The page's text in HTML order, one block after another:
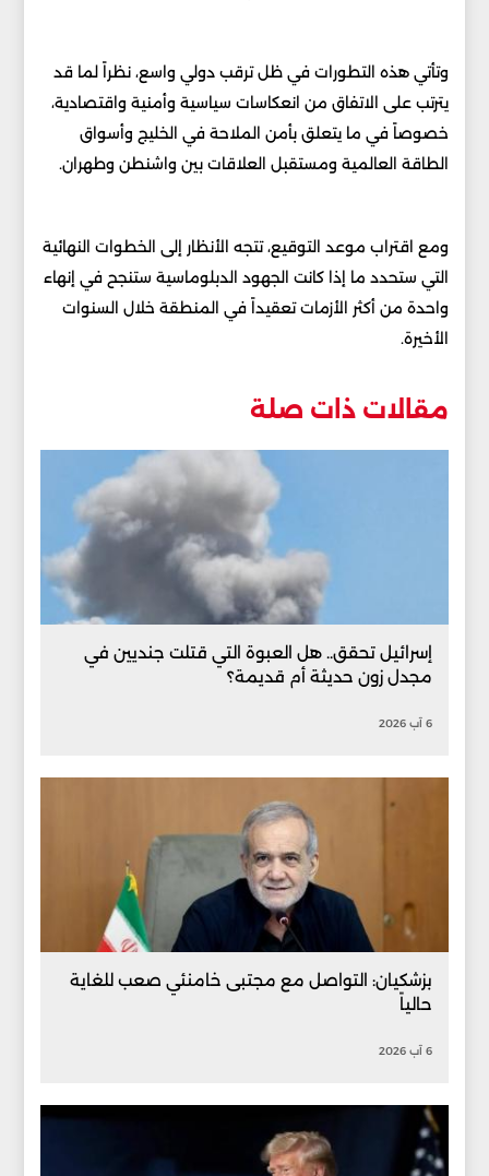
وتأتي هذه التطورات في ظل ترقب دولي واسع، نظراً لما قد
يترتب على الاتفاق من انعكاسات سياسية وأمنية واقتصادية،
خصوصاً في ما يتعلق بأمن الملاحة في الخليج وأسواق
الطاقة العالمية ومستقبل العلاقات بين واشنطن وطهران.
ومع اقتراب موعد التوقيع، تتجه الأنظار إلى الخطوات النهائية
التي ستحدد ما إذا كانت الجهود الدبلوماسية ستنجح في إنهاء
واحدة من أكثر الأزمات تعقيداً في المنطقة خلال السنوات
الأخيرة.
مقالات ذات صلة
إسرائيل تحقق.. هل العبوة التي قتلت جنديين في
مجدل زون حديثة أم قديمة؟
6 آب 2026
بزشكيان: التواصل مع مجتبى خامنئي صعب للغاية
حالياً
6 آب 2026